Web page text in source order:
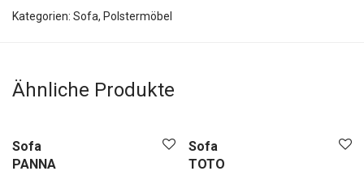
Kategorien: Sofa, Polstermöbel
Ähnliche Produkte
Sofa
PANNA
Sofa
TOTO